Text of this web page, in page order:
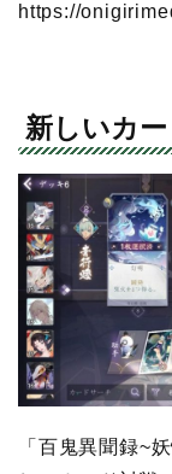
https://
新しいカ
「百鬼異聞録~